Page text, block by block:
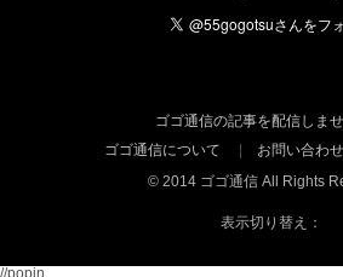
ゴゴ通信の記事を配信しま
ゴゴ通信について
お問い合わせ
© 2014 ゴゴ通信 All Rights
表示切り替え：